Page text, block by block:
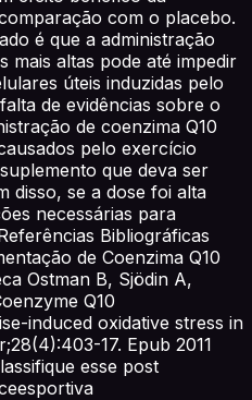
com o placebo.
é que a administração
mais altas pode até impedir
úteis induzidas pelo
de evidências sobre o
de coenzima Q10
pelo exercício
que deva ser
disso, se a dose foi alta
necessárias para
Bibliográficas
de Coenzima Q10
Ostman B, Sjödin A,
Q10
induced oxidative stress in
17. Epub 2011
esse post